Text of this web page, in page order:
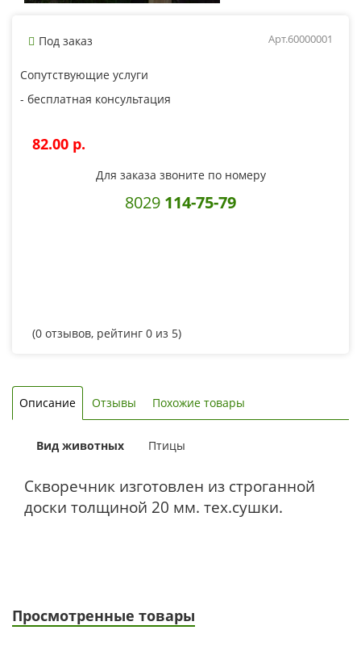
Под заказ Арт.60000001
Сопутствующие услуги
- бесплатная консультация
82.00 p.
Для заказа звоните по номеру
8029 114-75-79
(0 отзывов, рейтинг 0 из 5)
Описание Отзывы Похожие товары
Вид животных Птицы
Скворечник изготовлен из строганной
доски толщиной 20 мм. тех.сушки.
Просмотренные товары